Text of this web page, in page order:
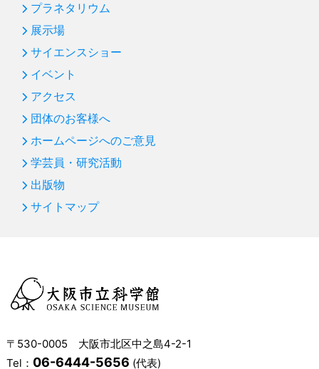
プラネタリウム
展示場
サイエンスショー
イベント
アクセス
団体のお客様へ
ホームページへのご意見
学芸員・研究活動
出版物
サイトマップ
〒530-0005 大阪市北区中之島4-2-1
Tel： 06-6444-5656 (代表)